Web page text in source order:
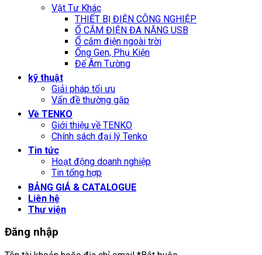
Vật Tư Khác
THIẾT BỊ ĐIỆN CÔNG NGHIỆP
Ổ CẮM ĐIỆN ĐA NĂNG USB
Ổ cắm điện ngoài trời
Ống Gen, Phụ Kiện
Đế Âm Tường
kỹ thuật
Giải pháp tối ưu
Vấn đề thường gặp
Về TENKO
Giới thiệu về TENKO
Chính sách đại lý Tenko
Tin tức
Hoạt động doanh nghiệp
Tin tổng hợp
BẢNG GIÁ & CATALOGUE
Liên hệ
Thư viện
Đăng nhập